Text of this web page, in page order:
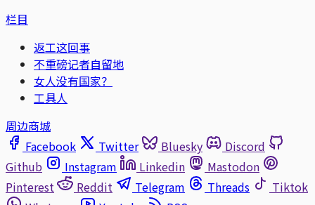
栏目
返工这回事
不重磅记者自留地
女人没有国家？
工具人
周边商城
Facebook
Twitter Bluesky
Discord
Github
Instagram Linkedin
Mastodon
Pinterest
Reddit Telegram Threads
Tiktok